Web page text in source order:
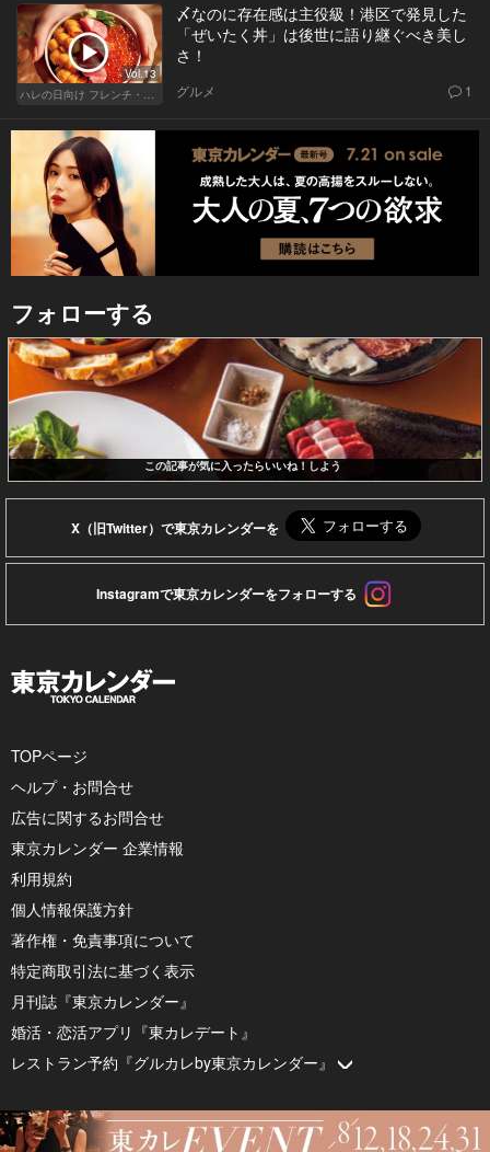
Vol.13
〆なのに存在感は主役級！港区で発見した
「ぜいたく丼」は後世に語り継ぐべき美し
さ！
グルメ 1
フォローする
この記事が気に入ったらいいね！しよう
X（旧Twitter）で東京カレンダーを
Instagramで東京カレンダーをフォローする
TOPページ
ヘルプ・お問合せ
広告に関するお問合せ
東京カレンダー 企業情報
利用規約
個人情報保護方針
著作権・免責事項について
特定商取引法に基づく表示
月刊誌『東京カレンダー』
婚活・恋活アプリ『東カレデート』
レストラン予約『グルカレby東京カレンダー』